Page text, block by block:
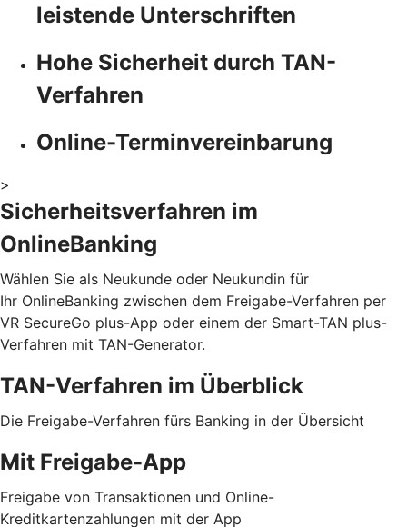
leistende Unterschriften
Hohe Sicherheit durch TAN-
Verfahren
Online-Terminvereinbarung
>
Sicherheitsverfahren im
OnlineBanking
Wählen Sie als Neukunde oder Neukundin für
Ihr OnlineBanking zwischen dem Freigabe-Verfahren per
VR SecureGo plus-App oder einem der Smart-TAN plus-
Verfahren mit TAN-Generator.
TAN-Verfahren im Überblick
Die Freigabe-Verfahren fürs Banking in der Übersicht
Mit Freigabe-App
Freigabe von Transaktionen und Online-
Kreditkartenzahlungen mit der App